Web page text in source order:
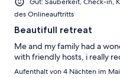
des Onlineauftritts
Beautifull retreat
Me and my family had a
with friendly hosts, i really
Aufenthalt von 4 Nächten im